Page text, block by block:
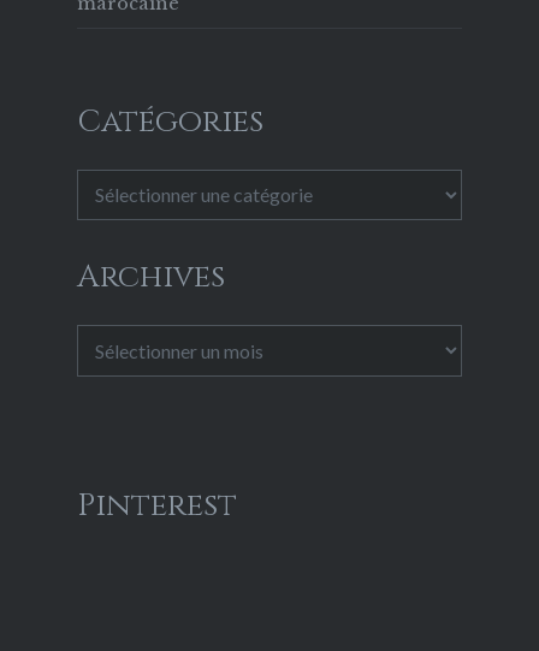
Catégories
Archives
Pinterest